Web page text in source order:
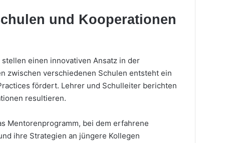
und Kooperationen
einen innovativen Ansatz in der
zwischen verschiedenen Schulen entsteht ein
fördert. Lehrer und Schulleiter berichten
resultieren.
Mentorenprogramm, bei dem erfahrene
ihre Strategien an jüngere Kollegen